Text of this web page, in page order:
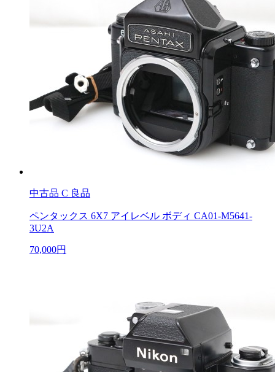
中古品 C 良品
ペンタックス 6X7 アイレベル ボディ CA01-M5641-
3U2A
70,000円